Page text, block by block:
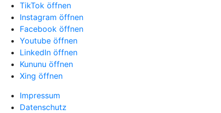
TikTok öffnen
Instagram öffnen
Facebook öffnen
Youtube öffnen
LinkedIn öffnen
Kununu öffnen
Xing öffnen
Impressum
Datenschutz